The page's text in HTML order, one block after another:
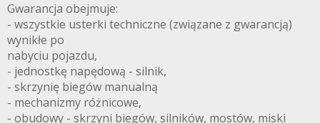
Gwarancja obejmuje:
- wszystkie usterki techniczne (związane z gwarancją)
wynikłe po
nabyciu pojazdu,
- jednostkę napędową - silnik,
- skrzynię biegów manualną
- mechanizmy różnicowe,
- obudowy - skrzyni biegów, silników, mostów, miski